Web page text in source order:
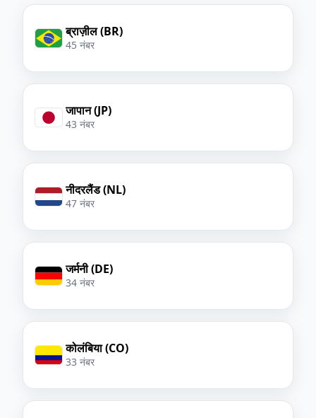
ब्राज़ील (BR)
45 नंबर
जापान (JP)
43 नंबर
नीदरलैंड (NL)
47 नंबर
जर्मनी (DE)
34 नंबर
कोलंबिया (CO)
33 नंबर